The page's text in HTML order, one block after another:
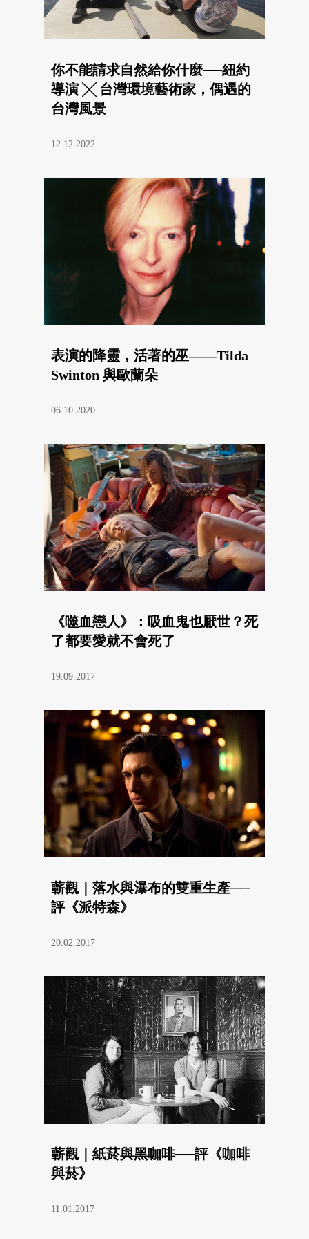
你不能請求自然給你什麼──紐約
導演 ╳ 台灣環境藝術家，偶遇的
台灣風景
12.12.2022
表演的降靈，活著的巫——Tilda
Swinton 與歐蘭朵
06.10.2020
《噬血戀人》：吸血鬼也厭世？死
了都要愛就不會死了
19.09.2017
蘄觀｜落水與瀑布的雙重生產──
評《派特森》
20.02.2017
蘄觀｜紙菸與黑咖啡──評《咖啡
與菸》
11.01.2017